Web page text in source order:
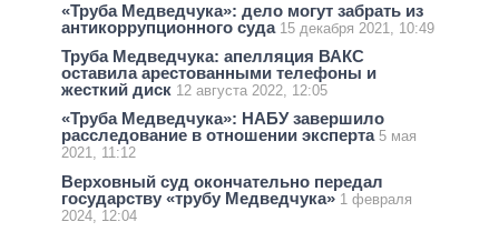
«Труба Медведчука»: дело могут забрать из
антикоррупционного суда 15 декабря 2021, 10:49
Труба Медведчука: апелляция ВАКС
оставила арестованными телефоны и
жесткий диск 12 августа 2022, 12:05
«Труба Медведчука»: НАБУ завершило
расследование в отношении эксперта 5 мая
2021, 11:12
Верховный суд окончательно передал
государству «трубу Медведчука» 1 февраля
2024, 12:04